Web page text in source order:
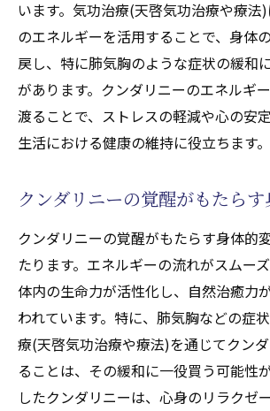
います。気功治療(天啓気功治療や療法
のエネルギーを活用することで、身体
戻し、特に肺気胸のような症状の緩和
があります。クンダリニーのエネルギ
渡ることで、ストレスの軽減や心の安
生活における健康の維持に役立ちます。
クンダリニーの覚醒がもたら
クンダリニーの覚醒がもたらす身体的
たります。エネルギーの流れがスムーズ
体内の生命力が活性化し、自然治癒力
われています。特に、肺気胸などの症
療(天啓気功治療や療法)を通じてクン
ることは、その緩和に一役買う可能性
したクンダリニーは、心身のリラクゼ